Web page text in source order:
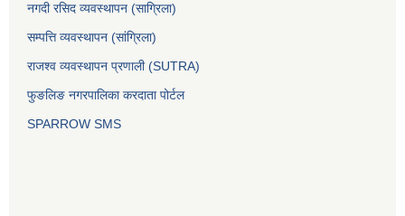
नगदी रसिद व्यवस्थापन (साग्रिला)
सम्पत्ति व्यवस्थापन (सांग्रिला)
राजश्व व्यवस्थापन प्रणाली (SUTRA)
फुङलिङ नगरपालिका करदाता पोर्टल
SPARROW SMS